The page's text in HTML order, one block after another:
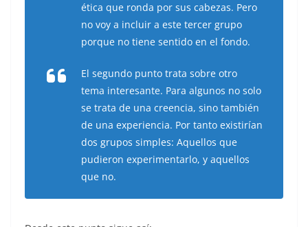
ética que ronda por sus cabezas. Pero
no voy a incluir a este tercer grupo
porque no tiene sentido en el fondo.
El segundo punto trata sobre otro
tema interesante. Para algunos no solo
se trata de una creencia, sino también
de una experiencia. Por tanto existirían
dos grupos simples: Aquellos que
pudieron experimentarlo, y aquellos
que no.